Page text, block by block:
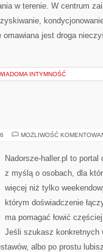
w terenie. W centrum
jest droga
INTYMNOŚĆ
MOŻLIWOŚĆ
Nadorsze-haller.pl to portal
z myślą o osobach, dla
więcej niż tylko
którym doświadczenie
ma pomagać łowić
Jeśli szukasz konkretnych
albo po prostu